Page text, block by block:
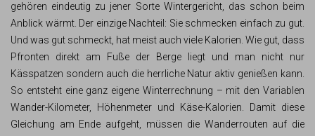
gehören eindeutig zu jener Sorte Wintergericht, das schon beim
Anblick wärmt. Der einzige Nachteil: Sie schmecken einfach zu gut.
Und was gut schmeckt, hat meist auch viele Kalorien. Wie gut, dass
Pfronten direkt am Fuße der Berge liegt und man nicht nur
Kässpatzen sondern auch die herrliche Natur aktiv genießen kann.
So entsteht eine ganz eigene Winterrechnung – mit den Variablen
Wander-Kilometer, Höhenmeter und Käse-Kalorien. Damit diese
Gleichung am Ende aufgeht, müssen die Wanderrouten auf die